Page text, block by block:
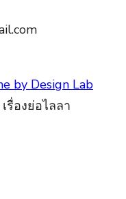
by Design Lab
เรื่องย่อไลลา